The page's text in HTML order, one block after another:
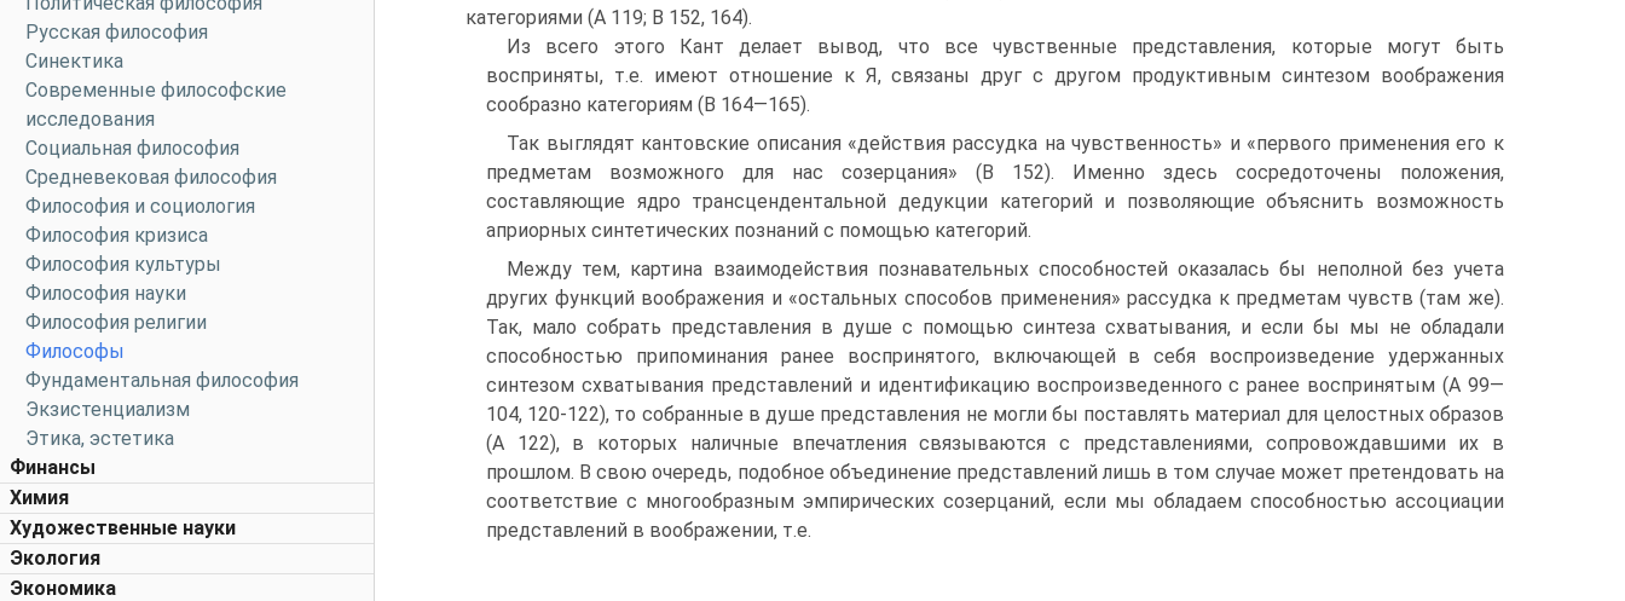
Русская философия
Синектика
Современные философские
исследования
Социальная философия
Средневековая философия
Философия и социология
Философия кризиса
Философия культуры
Философия науки
Философия религии
Философы
Фундаментальная философия
Экзистенциализм
Этика, эстетика
Финансы
Химия
Художественные науки
Экология
Экономика
категориями (А 119; В 152, 164).
Из всего этого Кант делает вывод, что все чувственные пред­ставления, которые могут быть
восприняты, т.е. имеют отношение к Я, связаны друг с другом продуктивным синтезом воображения
сообразно категориям (В 164—165).
Так выглядят кантовские описания «действия рассудка на чув­ственность» и «первого применения его к
предметам возможного для нас созерцания» (В 152). Именно здесь сосредоточены положе­ния,
составляющие ядро трансцендентальной дедукции категорий и позволяющие объяснить возможность
априорных синтетических познаний с помощью категорий.
Между тем, картина взаимодействия познавательных способ­ностей оказалась бы неполной без учета
других функций воображе­ния и «остальных способов применения» рассудка к предметам чувств (там же).
Так, мало собрать представления в душе с помо­щью синтеза схватывания, и если бы мы не обладали
способностью припоминания ранее воспринятого, включающей в себя воспроиз­ведение удержанных
синтезом схватывания представлений и иден­тификацию воспроизведенного с ранее воспринятым (А 99—
104, 120-122), то собранные в душе представления не могли бы постав­лять материал для целостных образов
(А 122), в которых наличные впечатления связываются с представлениями, сопровождавшими их в
прошлом. В свою очередь, подобное объединение представле­ний лишь в том случае может претендовать на
соответствие с многообразным эмпирических созерцаний, если мы обладаем спо­собностью ассоциации
представлений в воображении, т.е.